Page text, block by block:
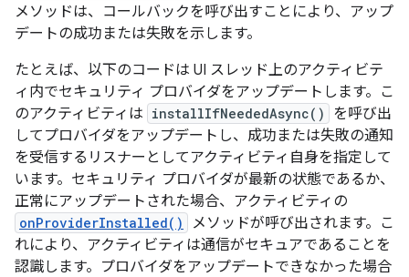
メソッドは、コールバックを呼び出すことにより、アップ
デートの成功または失敗を示します。
たとえば、以下のコードは UI スレッド上のアクティビテ
ィ内でセキュリティ プロバイダをアップデートします。こ
のアクティビティは installIfNeededAsync()
を呼び出
してプロバイダをアップデートし、成功または失敗の通知
を受信するリスナーとしてアクティビティ自身を指定して
います。セキュリティ プロバイダが最新の状態であるか、
正常にアップデートされた場合、アクティビティの
onProviderInstalled()
メソッドが呼び出されます。こ
れにより、アクティビティは通信がセキュアであることを
認識します。プロバイダをアップデートできなかった場合